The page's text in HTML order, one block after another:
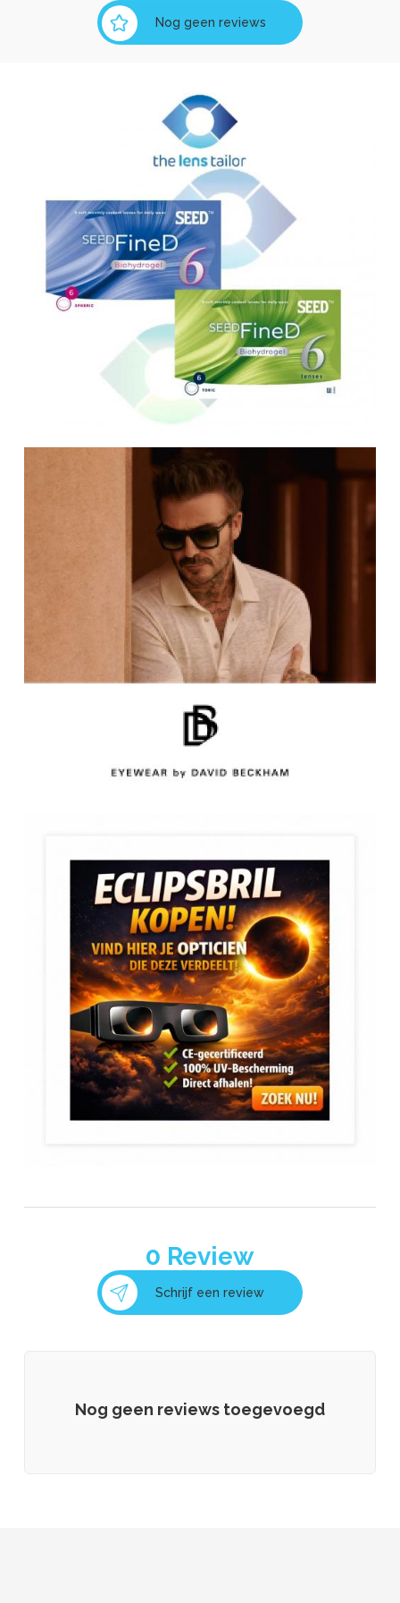
Nog geen reviews
0 Review
Schrijf een review
Nog geen reviews toegevoegd